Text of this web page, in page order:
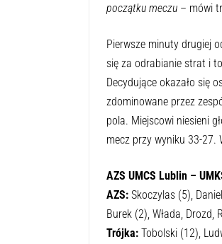
początku meczu– mówi
Pierwsze minuty drugiej
się za odrabianie strat i
Decydujące okazało się
zdominowane przez
pola. Miejscowi niesieni
mecz przy wyniku 33-27.
AZS UMCS Lublin –
AZS:Skoczylas (5),
Burek (2), Włada, Drozd,
Trójka:Tobolski (12),